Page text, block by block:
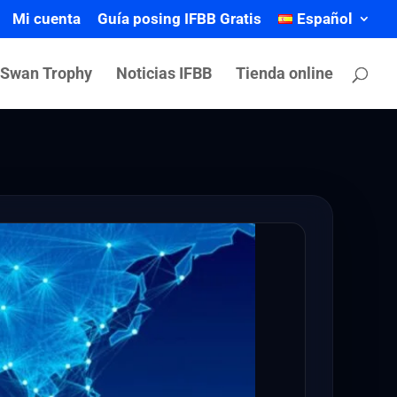
Mi cuenta Guía posing IFBB Gratis Español
Trophy Noticias IFBB Tienda online